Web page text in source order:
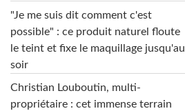
"Je me suis dit comment c'est
possible" : ce produit naturel floute
le teint et fixe le maquillage jusqu'au
soir
Christian Louboutin, multi-
propriétaire : cet immense terrain